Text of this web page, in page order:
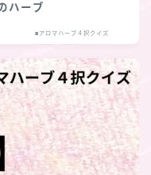
ハーブ
■アロマハーブ４択クイズ